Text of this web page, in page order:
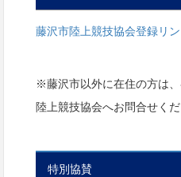
藤沢市陸上競技協会登録リン
※藤沢市以外に在住の方は
陸上競技協会へお問合せくだ
特別協賛